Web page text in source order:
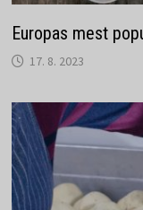
Europas mest
17. 8. 2023